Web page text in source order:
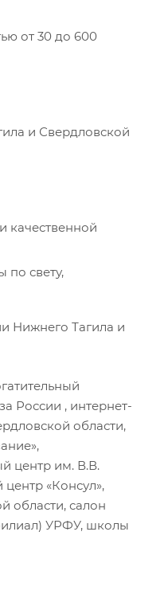
от 30 до 600
и Свердловской
качественной
по свету,
Нижнего Тагила и
России , интернет-
области,
центр им. В.В.
«Консул»,
области, салон
УРФУ, школы